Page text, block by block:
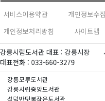
서비스이용약관
개인정보수
개인정보처리방침
사이트맵
강릉시립도서관 대표 : 강릉시장
대표전화 : 033-660-3279
강릉모루도서관
강릉시립중앙도서관
성덕반딧불작은도서관